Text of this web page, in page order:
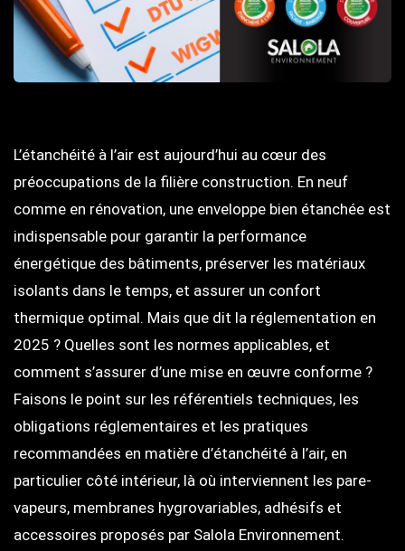
L’étanchéité à l’air est aujourd’hui au cœur des
préoccupations de la filière construction. En neuf
comme en rénovation, une enveloppe bien étanchée est
indispensable pour garantir la performance
énergétique des bâtiments, préserver les matériaux
isolants dans le temps, et assurer un confort
thermique optimal. Mais que dit la réglementation en
2025 ? Quelles sont les normes applicables, et
comment s’assurer d’une mise en œuvre conforme ?
Faisons le point sur les référentiels techniques, les
obligations réglementaires et les pratiques
recommandées en matière d’étanchéité à l’air, en
particulier côté intérieur, là où interviennent les pare-
vapeurs, membranes hygrovariables, adhésifs et
accessoires proposés par Salola Environnement.